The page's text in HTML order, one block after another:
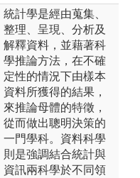
統計學是經由蒐集、
整理、呈現、分析及
解釋資料，並藉著科
學推論方法，在不確
定性的情況下由樣本
資料所獲得的結果，
來推論母體的特徵，
從而做出聰明決策的
一門學科。資料科學
則是強調結合統計與
資訊兩科學於不同領